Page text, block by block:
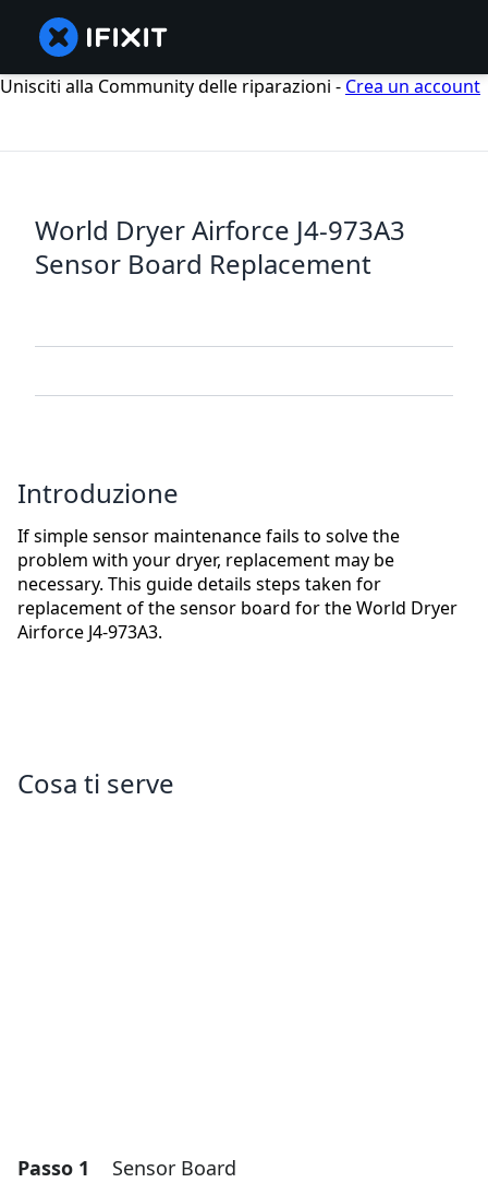
Unisciti alla Community delle riparazioni - Crea un account
World Dryer Airforce J4-973A3
Sensor Board Replacement
Introduzione
If simple sensor maintenance fails to solve the
problem with your dryer, replacement may be
necessary. This guide details steps taken for
replacement of the sensor board for the World Dryer
Airforce J4-973A3.
Cosa ti serve
Passo 1 Sensor Board